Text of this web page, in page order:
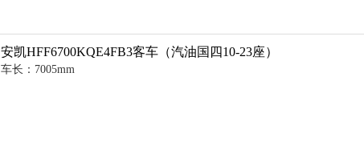
安凯HFF6700KQE4FB3客车（汽油国四10-23座）
车长：7005mm